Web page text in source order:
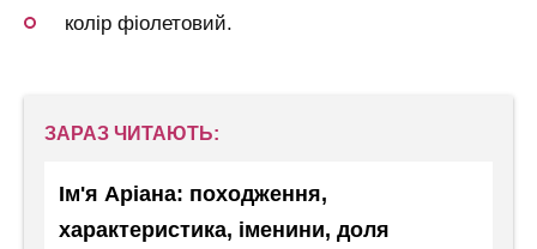
колір фіолетовий.
ЗАРАЗ ЧИТАЮТЬ:
Ім'я Аріана: походження,
характеристика, іменини, доля